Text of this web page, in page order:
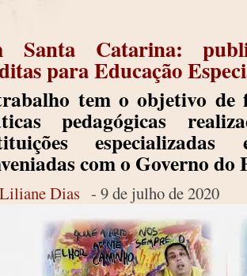
Santa Catarina:
para Educação
tem o objetivo de
pedagógicas
com o Governo do
Liliane Dias - 9 de julho de 2020